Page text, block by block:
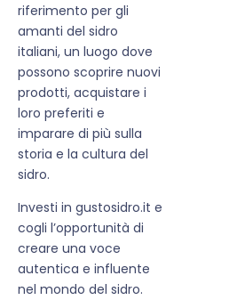
riferimento per gli
amanti del sidro
italiani, un luogo dove
possono scoprire nuovi
prodotti, acquistare i
loro preferiti e
imparare di più sulla
storia e la cultura del
sidro.
Investi in gustosidro.it e
cogli l’opportunità di
creare una voce
autentica e influente
nel mondo del sidro.